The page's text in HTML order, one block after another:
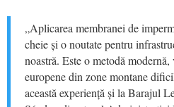
„Aplicarea membranei de
cheie și o noutate pentru
noastră. Este o metodă
europene din zone montane
această experiență și la Barajul